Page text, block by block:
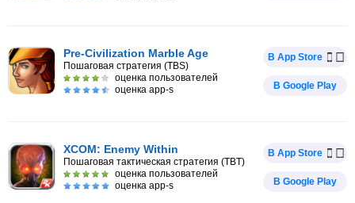
Pre-Civilization Marble Age
Пошаговая стратегия (TBS)
оценка пользователей
оценка app-s
В App Store
В Google Play
XCOM: Enemy Within
Пошаговая тактическая стратегия (TBT)
оценка пользователей
оценка app-s
В App Store
В Google Play